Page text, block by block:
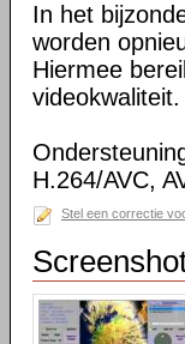
In het
worden
Hiermee
H.264/AVC,
Stel een correctie